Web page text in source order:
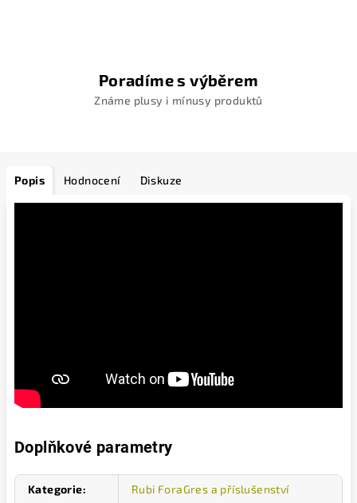
Poradíme s výběrem
Známe plusy i mínusy produktů
Popis Hodnocení Diskuze
Doplňkové parametry
Kategorie: Rubi ForaGres a příslušenství